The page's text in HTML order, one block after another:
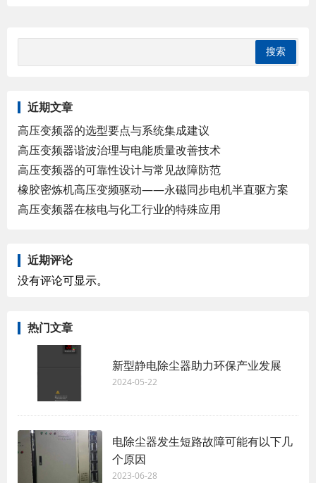
近期文章
高压变频器的选型要点与系统集成建议
高压变频器谐波治理与电能质量改善技术
高压变频器的可靠性设计与常见故障防范
橡胶密炼机高压变频驱动——永磁同步电机半直驱方案
高压变频器在核电与化工行业的特殊应用
近期评论
没有评论可显示。
热门文章
新型静电除尘器助力环保产业发展
2024-05-22
电除尘器发生短路故障可能有以下几
个原因
2023-06-28